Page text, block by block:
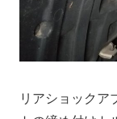
リアショックア